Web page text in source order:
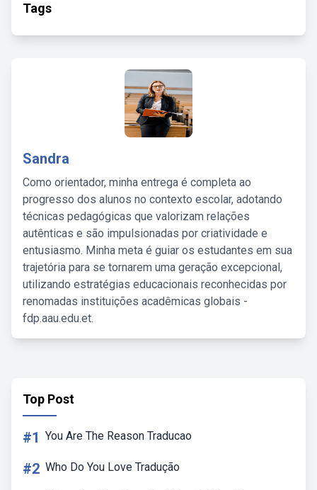
Tags
Sandra
Como orientador, minha entrega é completa ao
progresso dos alunos no contexto escolar, adotando
técnicas pedagógicas que valorizam relações
autênticas e são impulsionadas por criatividade e
entusiasmo. Minha meta é guiar os estudantes em sua
trajetória para se tornarem uma geração excepcional,
utilizando estratégias educacionais reconhecidas por
renomadas instituições acadêmicas globais -
fdp.aau.edu.et.
Top Post
#1 You Are The Reason Traducao
#2 Who Do You Love Tradução